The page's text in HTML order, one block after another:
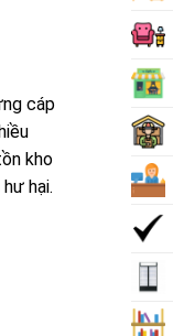
cáp
kho
hại.